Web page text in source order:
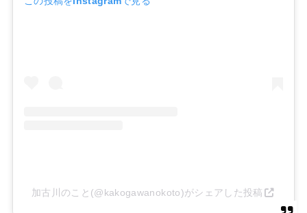
加古川のこと(@kakogawanokoto)がシェアした投稿